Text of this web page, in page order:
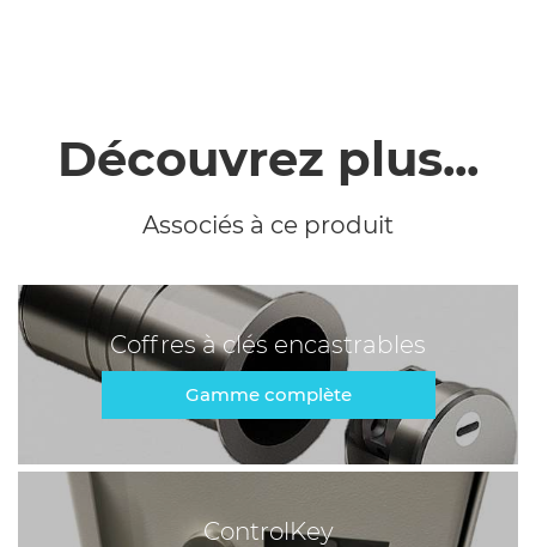
Découvrez plus...
Associés à ce produit
Coffres à clés encastrables
Gamme complète
ControlKey